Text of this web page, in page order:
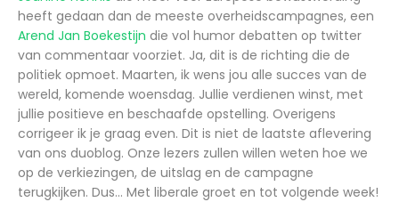
heeft gedaan dan de meeste overheidscampagnes, een
Arend Jan Boekestijn die vol humor debatten op twitter
van commentaar voorziet. Ja, dit is de richting die de
politiek opmoet. Maarten, ik wens jou alle succes van de
wereld, komende woensdag. Jullie verdienen winst, met
jullie positieve en beschaafde opstelling. Overigens
corrigeer ik je graag even. Dit is niet de laatste aflevering
van ons duoblog. Onze lezers zullen willen weten hoe we
op de verkiezingen, de uitslag en de campagne
terugkijken. Dus... Met liberale groet en tot volgende week!